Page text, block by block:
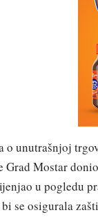
o unutrašnjoj
Grad Mostar
u pogledu
se osigurala